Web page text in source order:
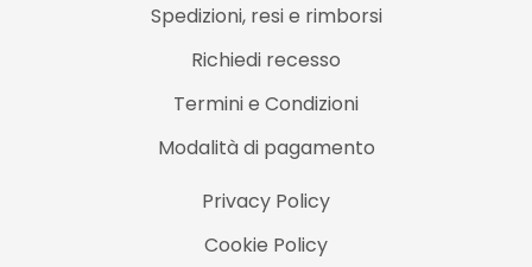
Spedizioni, resi e rimborsi
Richiedi recesso
Termini e Condizioni
Modalità di pagamento
Privacy Policy
Cookie Policy